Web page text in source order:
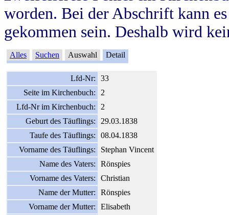
worden. Bei der Abschrift kann
gekommen sein. Deshalb wird
Alles Suchen Auswahl Detail
Lfd-Nr:
33
Seite im Kirchenbuch:
2
Lfd-Nr im Kirchenbuch:
2
Geburt des Täuflings:
29.03.1838
Taufe des Täuflings:
08.04.1838
Vorname des Täuflings:
Stephan Vincent
Name des Vaters:
Rönspies
Vorname des Vaters:
Christian
Name der Mutter:
Rönspies
Vorname der Mutter:
Elisabeth